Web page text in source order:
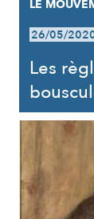
LE
26/05/
Les